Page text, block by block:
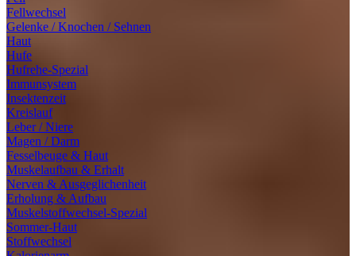
Fellwechsel
Gelenke / Knochen / Sehnen
Haut
Hufe
Hufrehe-Spezial
Immunsystem
Insektenzeit
Kreislauf
Leber / Niere
Magen / Darm
Fesselbeuge & Haut
Muskelaufbau & Erhalt
Nerven & Ausgeglichenheit
Erholung & Aufbau
Muskelstoffwechsel-Spezial
Sommer-Haut
Stoffwechsel